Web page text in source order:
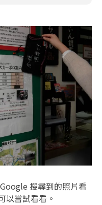
搜尋到的照片看
以嘗試看看。